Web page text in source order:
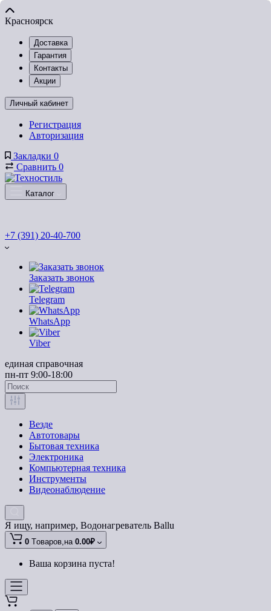
Красноярск
Доставка
Гарантия
Контакты
Акции
Личный кабинет
Регистрация
Авторизация
Закладки 0
Сравнить 0
Каталог
+7 (391) 20-40-700
Заказать звонок
Telegram
WhatsApp
Viber
единая справочная
пн-пт 9:00-18:00
Везде
Автотовары
Бытовая техника
Электроника
Компьютерная техника
Инструменты
Видеонаблюдение
Я ищу, например, Водонагреватель Ballu
0 Tоваров,на 0.00₽
Ваша корзина пуста!